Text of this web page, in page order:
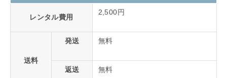
レンタル費用
2,500円
送料
発送 無料
返送 無料